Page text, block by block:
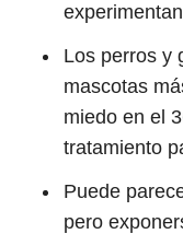
Los perros y
mascotas
miedo en el
tratamiento
Puede
pero